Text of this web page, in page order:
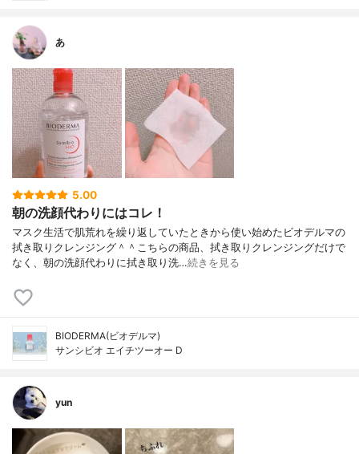
あ
5.00
朝の洗顔代わりにはコレ！
マスク生活で肌荒れを繰り返していたときから使い始めたビオデルマの
拭き取りクレンジング＾＾こちらの商品、拭き取りクレンジングだけで
なく、朝の洗顔代わりに拭き取り洗…続きを見る
BIODERMA(ビオデルマ)
サンシビオ エイチツーオー D
yun